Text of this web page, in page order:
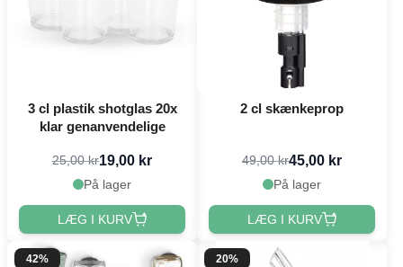
3 cl plastik shotglas 20x
klar genanvendelige
25,00 kr19,00 kr
På lager
LÆG I KURV
2 cl skænkeprop
49,00 kr45,00 kr
På lager
LÆG I KURV
42%
20%